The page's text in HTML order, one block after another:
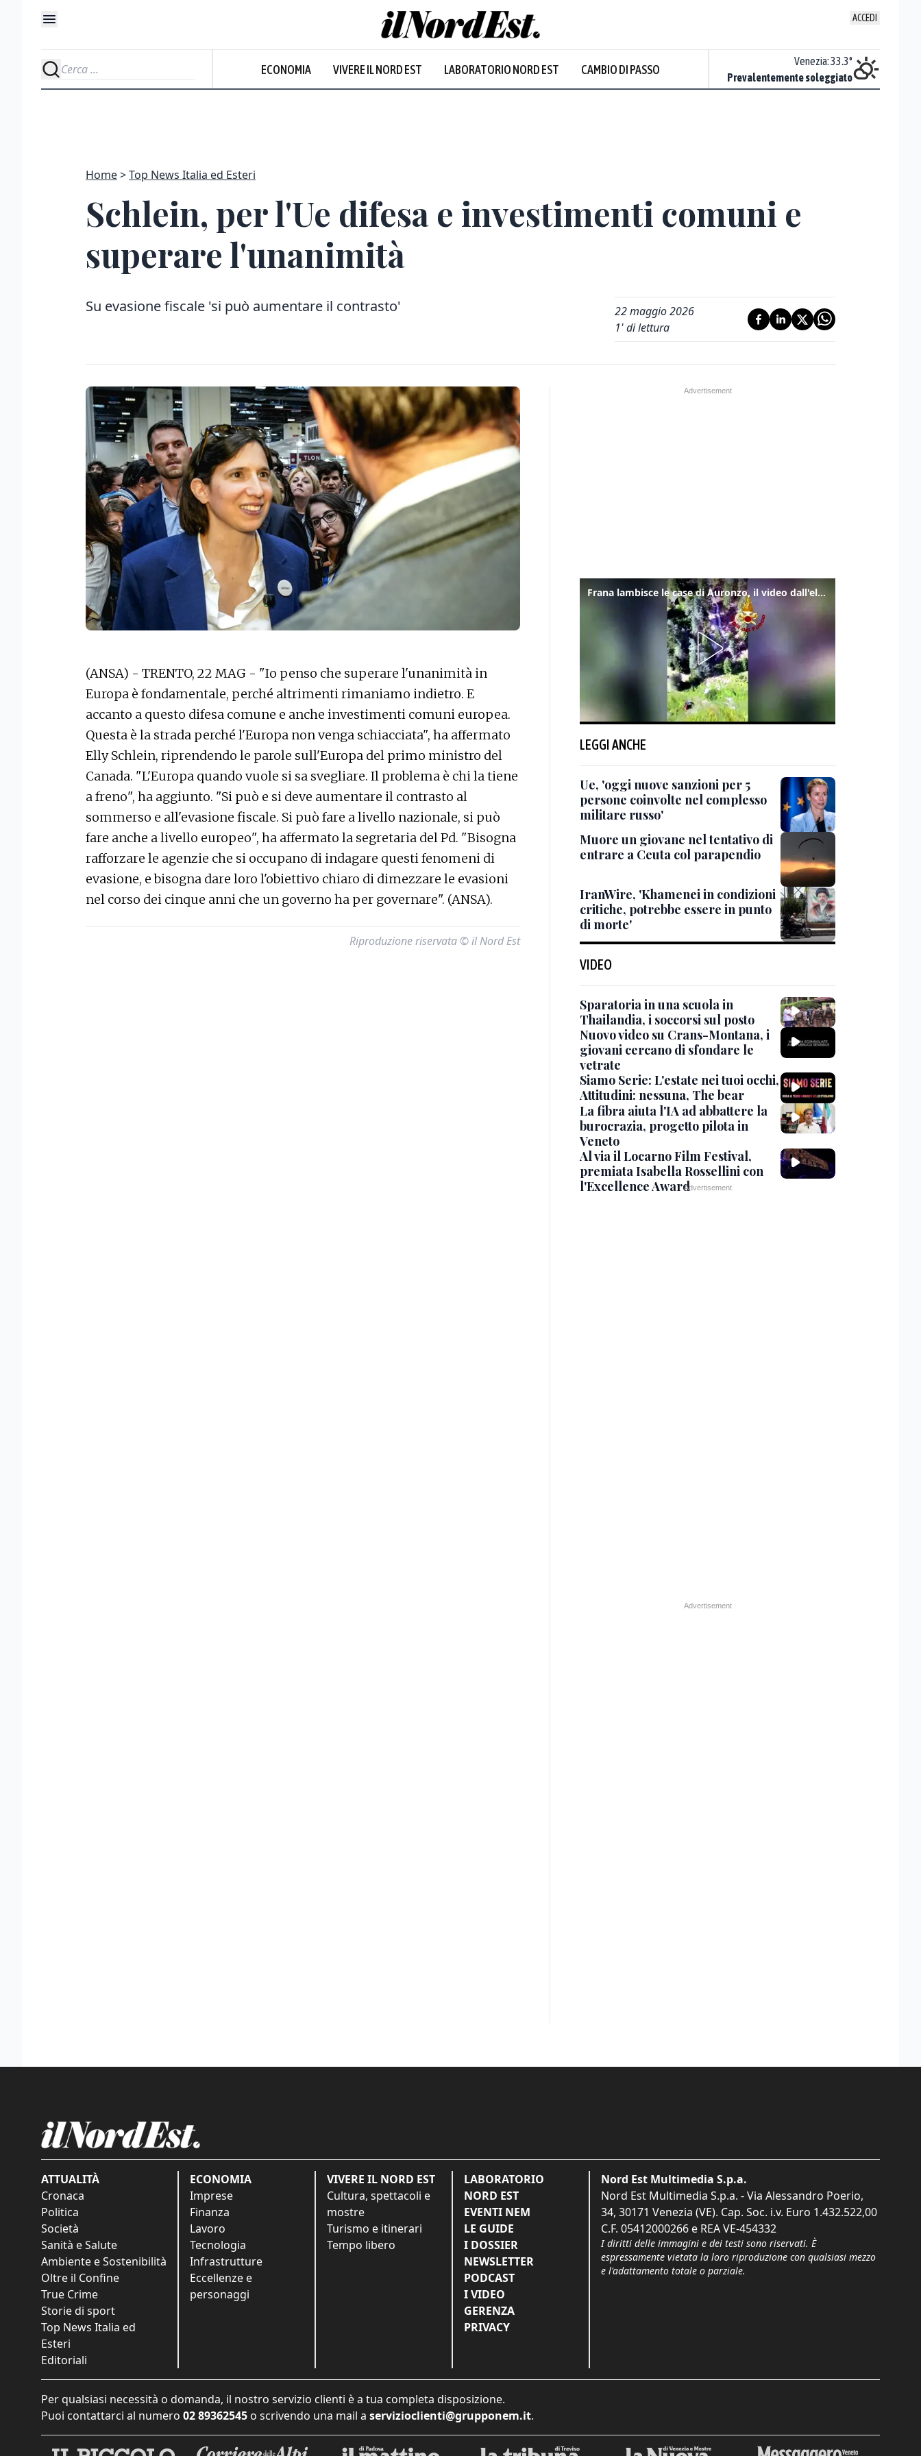
ACCEDI
ECONOMIA VIVERE IL NORD EST LABORATORIO NORD EST CAMBIO DI PASSO
Nuvoloso
Venezia:33.3°
Prevalentemente soleggiato
Home Top News Italia ed Esteri
Schlein, per l'Ue difesa e investimenti comuni e
superare l'unanimità
Su evasione fiscale 'si può aumentare il contrasto'
22 maggio 2026
1' di lettura
(ANSA) - TRENTO, 22 MAG - "Io penso che superare l'unanimità in
Europa è fondamentale, perché altrimenti rimaniamo indietro. E
accanto a questo difesa comune e anche investimenti comuni europea.
Questa è la strada perché l'Europa non venga schiacciata", ha affermato
Elly Schlein, riprendendo le parole sull'Europa del primo ministro del
Canada. "L'Europa quando vuole si sa svegliare. Il problema è chi la tiene
a freno", ha aggiunto. "Si può e si deve aumentare il contrasto al
sommerso e all'evasione fiscale. Si può fare a livello nazionale, si può
fare anche a livello europeo", ha affermato la segretaria del Pd. "Bisogna
rafforzare le agenzie che si occupano di indagare questi fenomeni di
evasione, e bisogna dare loro l'obiettivo chiaro di dimezzare le evasioni
nel corso dei cinque anni che un governo ha per governare". (ANSA).
Riproduzione riservata © il Nord Est
Frana lambisce le case di Auronzo, il video dall'elicottero dei vigili del fuoco
LEGGI ANCHE
Ue, 'oggi nuove sanzioni per 5
persone coinvolte nel complesso
militare russo'
Muore un giovane nel tentativo di
entrare a Ceuta col parapendio
IranWire, 'Khamenei in condizioni
critiche, potrebbe essere in punto
di morte'
VIDEO
Sparatoria in una scuola in
Thailandia, i soccorsi sul posto
Nuovo video su Crans-Montana, i
giovani cercano di sfondare le
vetrate
Siamo Serie: L'estate nei tuoi occhi,
Attitudini: nessuna, The bear
La fibra aiuta l'IA ad abbattere la
burocrazia, progetto pilota in
Veneto
Al via il Locarno Film Festival,
premiata Isabella Rossellini con
l'Excellence Award
ATTUALITÀ
Cronaca
Politica
Società
Sanità e Salute
Ambiente e Sostenibilità
Oltre il Confine
True Crime
Storie di sport
Top News Italia ed
Esteri
Editoriali
ECONOMIA
Imprese
Finanza
Lavoro
Tecnologia
Infrastrutture
Eccellenze e
personaggi
VIVERE IL NORD EST
Cultura, spettacoli e
mostre
Turismo e itinerari
Tempo libero
LABORATORIO
NORD EST
EVENTI NEM
LE GUIDE
I DOSSIER
NEWSLETTER
PODCAST
I VIDEO
GERENZA
PRIVACY
Nord Est Multimedia S.p.a.
Nord Est Multimedia S.p.a. - Via Alessandro Poerio,
34, 30171 Venezia (VE). Cap. Soc. i.v. Euro 1.432.522,00
C.F. 05412000266 e REA VE-454332
I diritti delle immagini e dei testi sono riservati. È
espressamente vietata la loro riproduzione con qualsiasi mezzo
e l'adattamento totale o parziale.
Per qualsiasi necessità o domanda, il nostro servizio clienti è a tua completa disposizione.
Puoi contattarci al numero 02 89362545 o scrivendo una mail a servizioclienti@grupponem.it.